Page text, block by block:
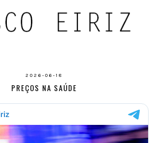
2026-06-18
PREÇOS NA SAÚDE